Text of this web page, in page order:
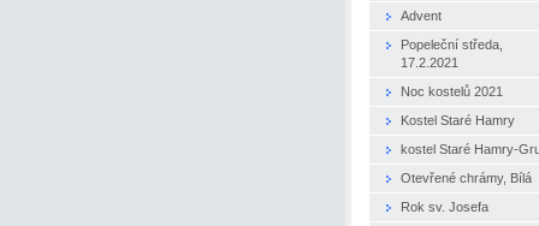
Advent
Popeleční středa,
17.2.2021
Noc kostelů 2021
Kostel Staré Hamry
kostel Staré Hamry-
Otevřené chrámy, Bílá
Rok sv. Josefa